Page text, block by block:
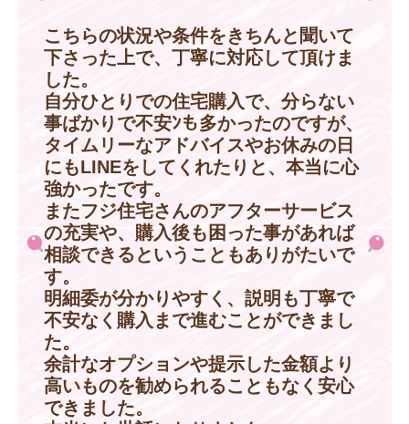
こちらの状況や条件をきちんと聞いて
下さった上で、丁寧に対応して頂けま
した。
自分ひとりでの住宅購入で、分らない
事ばかりで不安ﾝも多かったのですが、
タイムリーなアドバイスやお休みの日
にもLINEをしてくれたりと、本当に心
強かったです。
またフジ住宅さんのアフターサービス
の充実や、購入後も困った事があれば
相談できるということもありがたいで
す。
明細委が分かりやすく、説明も丁寧で
不安なく購入まで進むことができまし
た。
余計なオプションや提示した金額より
高いものを勧められることもなく安心
できました。